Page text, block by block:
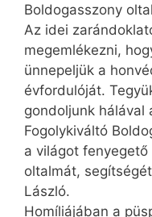
Boldogasszony
Az idei
megemlékezni,
ünnepeljük a
évfordulóját.
gondoljunk hálával
Fogolykiváltó
a világot
oltalmát,
László.
Homíliájában a